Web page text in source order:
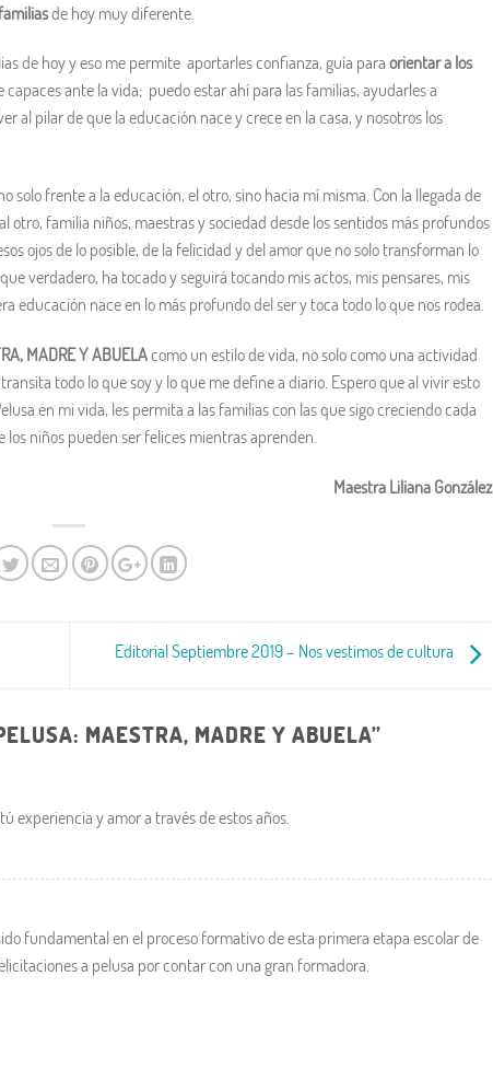
familiasde hoy muy diferente.
de hoy y eso me permite aportarles confianza, guía para orientar a los
ante la vida; puedo estar ahí para las familias, ayudarles a
al pilar de que la educación nace y crece en la casa, y nosotros los
solo frente a la educación, el otro, sino hacia mí misma. Con la llegada de
otro, familia niños, maestras y sociedad desde los sentidos más profundos
ojos de lo posible, de la felicidad y del amor que no solo transforman lo
verdadero, ha tocado y seguirá tocando mis actos, mis pensares, mis
educación nace en lo más profundo del ser y toca todo lo que nos rodea.
MADRE Y ABUELAcomo un estilo de vida, no solo como una actividad
todo lo que soy y lo que me define a diario. Espero que al vivir esto
en mi vida, les permita a las familias con las que sigo creciendo cada
niños pueden ser felices mientras aprenden.
Maestra Liliana González
Editorial Septiembre 2019 – Nos vestimos de cultura
MAESTRA, MADRE Y ABUELA”
experiencia y amor a través de estos años.
fundamental en el proceso formativo de esta primera etapa escolar de
a pelusa por contar con una gran formadora.